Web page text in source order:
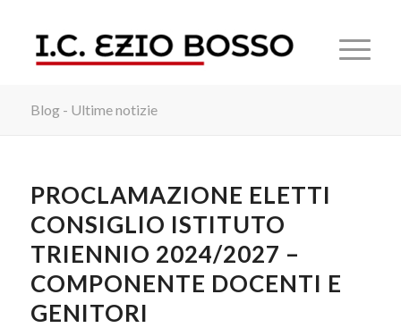
Blog - Ultime notizie
PROCLAMAZIONE ELETTI
CONSIGLIO ISTITUTO
TRIENNIO 2024/2027 –
COMPONENTE DOCENTI E
GENITORI